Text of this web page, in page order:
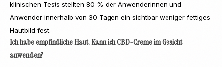
klinischen Tests stellten 80 % der Anwenderinnen und
Anwender innerhalb von 30 Tagen ein sichtbar weniger fettiges
Hautbild fest.
Ich habe empfindliche Haut. Kann ich CBD-Creme im Gesicht
anwenden?